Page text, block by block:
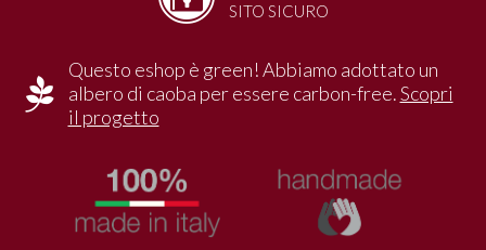
SITO SICURO
Questo eshop è green! Abbiamo adottato un
albero di caoba per essere carbon-free.Scopri
il progetto